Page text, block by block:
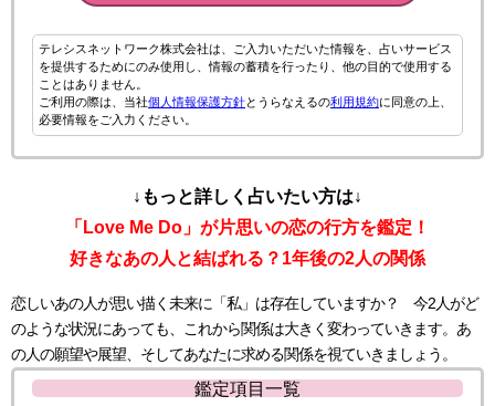
テレシスネットワーク株式会社は、ご入力いただいた情報を、占いサービス
を提供するためにのみ使用し、情報の蓄積を行ったり、他の目的で使用する
ことはありません。
ご利用の際は、当社個人情報保護方針とうらなえるの利用規約に同意の上、
必要情報をご入力ください。
↓もっと詳しく占いたい方は↓
「Love Me Do」が片思いの恋の行方を鑑定！
好きなあの人と結ばれる？1年後の2人の関係
恋しいあの人が思い描く未来に「私」は存在していますか？ 今2人がど
のような状況にあっても、これから関係は大きく変わっていきます。あ
の人の願望や展望、そしてあなたに求める関係を視ていきましょう。
鑑定項目一覧